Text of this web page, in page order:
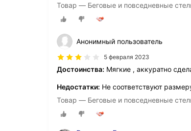
Товар — Беговые и повседневные
Анонимный пользователь
5 февраля 2023
Достоинства: Мягкие , аккуратно
Недостатки: Не соответствуют
Товар — Беговые и повседневные